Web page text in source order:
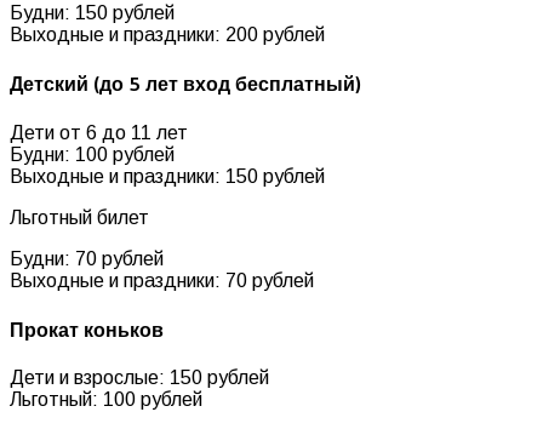
Будни: 150 рублей
Выходные и праздники: 200 рублей
Детский (до 5 лет вход бесплатный)
Дети от 6 до 11 лет
Будни: 100 рублей
Выходные и праздники: 150 рублей
Льготный билет
Будни: 70 рублей
Выходные и праздники: 70 рублей
Прокат коньков
Дети и взрослые: 150 рублей
Льготный: 100 рублей